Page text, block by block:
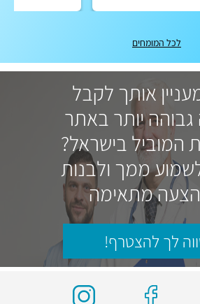
לכל המומחים
אותך לקבל
יותר באתר
המוביל בישראל?
ממך ולבנות
מתאימה
לך להצטרף!